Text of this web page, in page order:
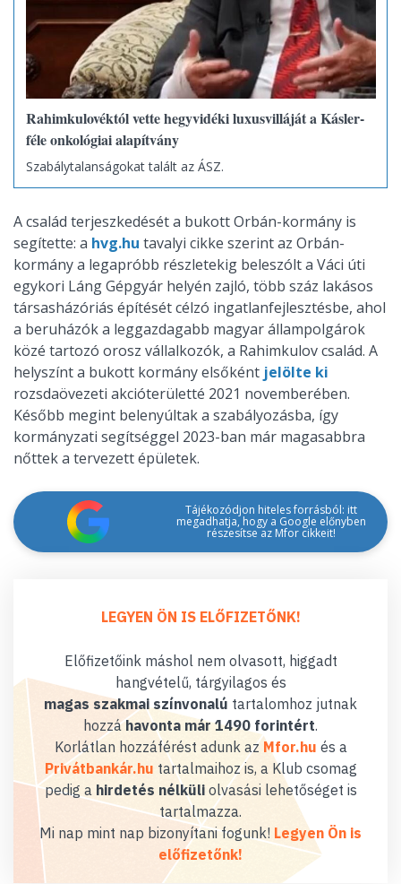
Rahimkulovéktól vette hegyvidéki luxusvilláját a Kásler-
féle onkológiai alapítvány
Szabálytalanságokat talált az ÁSZ.
A család terjeszkedését a bukott Orbán-kormány is
segítette: a hvg.hu tavalyi cikke szerint az Orbán-
kormány a legapróbb részletekig beleszólt a Váci úti
egykori Láng Gépgyár helyén zajló, több száz lakásos
társasházóriás építését célzó ingatlanfejlesztésbe, ahol
a beruházók a leggazdagabb magyar állampolgárok
közé tartozó orosz vállalkozók, a Rahimkulov család. A
helyszínt a bukott kormány elsőként jelölte ki
rozsdaövezeti akcióterületté 2021 novemberében.
Később megint belenyúltak a szabályozásba, így
kormányzati segítséggel 2023-ban már magasabbra
nőttek a tervezett épületek.
Tájékozódjon hiteles forrásból: itt
megadhatja, hogy a Google előnyben
részesítse az Mfor cikkeit!
LEGYEN ÖN IS ELŐFIZETŐNK!
Előfizetőink máshol nem olvasott, higgadt
hangvételű, tárgyilagos és
magas szakmai színvonalú tartalomhoz jutnak
hozzáhavonta már 1490 forintért.
Korlátlan hozzáférést adunk az Mfor.hu és a
Privátbankár.hu tartalmaihoz is, a Klub csomag
pedig a hirdetés nélküliolvasási lehetőséget is
tartalmazza.
Mi nap mint nap bizonyítani fogunk! Legyen Ön is
előfizetőnk!